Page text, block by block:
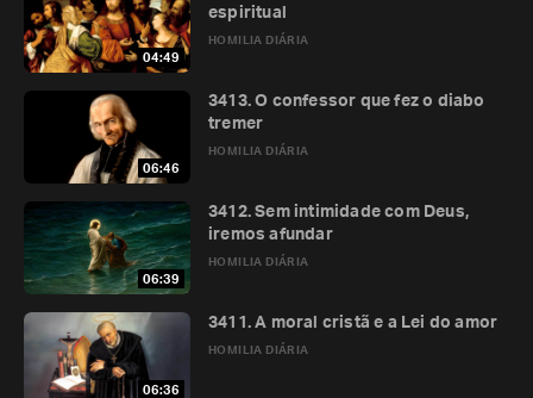
04:49
HOMILIA DIÁRIA
espiritual
06:46
HOMILIA DIÁRIA
3413. O confessor que fez o diabo
tremer
06:39
HOMILIA DIÁRIA
3412. Sem intimidade com Deus,
iremos afundar
06:36
HOMILIA DIÁRIA
3411. A moral cristã e a Lei do amor